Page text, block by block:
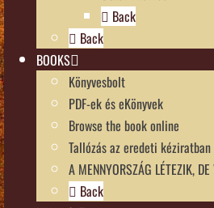
Back
Back
BOOKS
Könyvesbolt
PDF-ek és eKönyvek
Browse the book online
Tallózás az eredeti kéziratban
A MENNYORSZÁG LÉTEZIK,
Back